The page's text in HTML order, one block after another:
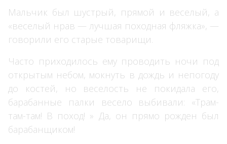
Мальчик был шустрый, прямой и веселый, а
«веселый нрав — лучшая походная фляжка», —
говорили его старые товарищи.
Часто приходилось ему проводить ночи под
открытым небом, мокнуть в дождь и непогоду
до костей, но веселость не покидала его,
барабанные палки весело выбивали: «Трам-
там-там! В поход! » Да, он прямо рожден был
барабанщиком!